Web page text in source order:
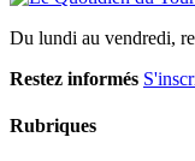
Du lundi au vendredi,
Restez informés
Rubriques